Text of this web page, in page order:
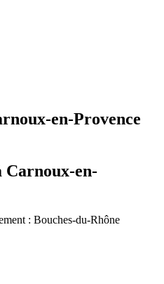
en-Provence
Carnoux-en-
: Bouches-du-Rhône